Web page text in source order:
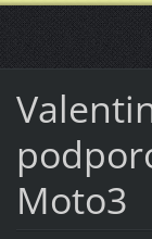
Moto3